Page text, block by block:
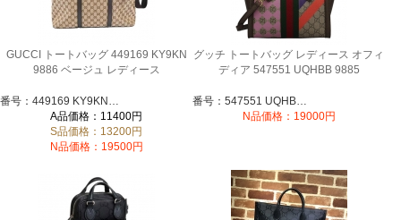
GUCCI トートバッグ 449169 KY9KN
9886 ベージュ レディース
A品価格：11400円
S品価格：13200円
N品価格：19500円
グッチ トートバッグ レディース オフィ
ディア 547551 UQHBB 9885
N品価格：19000円